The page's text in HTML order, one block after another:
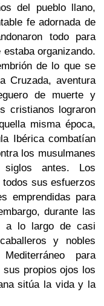
del pueblo llano,
fe adornada de
todo para
organizando.
de lo que se
Cruzada, aventura
de muerte y
cristianos lograron
misma época,
Ibérica combatían
los musulmanes
antes. Los
sus esfuerzos
emprendidas para
durante las
a lo largo de casi
y nobles
para
propios ojos los
sitúa la vida y la